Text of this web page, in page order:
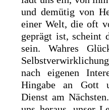
und demütig von
einer Welt, die oft
geprägt ist, scheint
sein. Wahres
nach eigenen
Hingabe an Gott
Dienst am